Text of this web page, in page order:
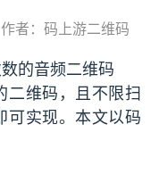
作者：码上游二维码
的音频二维码
二维码，且不限扫
可实现。本文以码